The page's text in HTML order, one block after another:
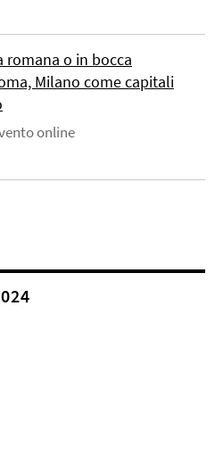
romana o in bocca
Milano come capitali
online